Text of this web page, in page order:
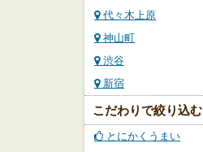
代々木上原
神山町
渋谷
新宿
こだわりで絞り込む
とにかくうまい